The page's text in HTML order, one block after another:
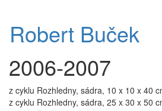
Robert Buček
2006-2007
z cyklu Rozhledny, sádra, 10 x 10 x 40
z cyklu Rozhledny, sádra, 25 x 30 x 50